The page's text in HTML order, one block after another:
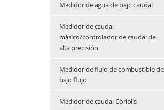
Medidor de agua de bajo caudal
Medidor de caudal
másico/controlador de caudal de
alta precisión
Medidor de flujo de combustible de
bajo flujo
Medidor de caudal Coriolis